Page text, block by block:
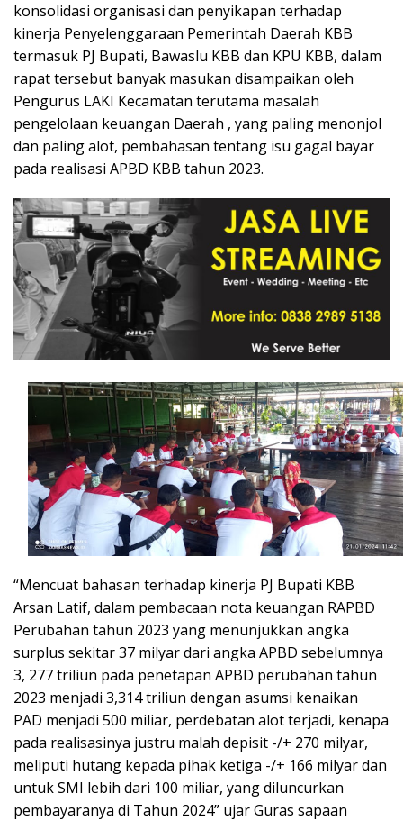
konsolidasi organisasi dan penyikapan terhadap
kinerja Penyelenggaraan Pemerintah Daerah KBB
termasuk PJ Bupati, Bawaslu KBB dan KPU KBB, dalam
rapat tersebut banyak masukan disampaikan oleh
Pengurus LAKI Kecamatan terutama masalah
pengelolaan keuangan Daerah , yang paling menonjol
dan paling alot, pembahasan tentang isu gagal bayar
pada realisasi APBD KBB tahun 2023.
“Mencuat bahasan terhadap kinerja PJ Bupati KBB
Arsan Latif, dalam pembacaan nota keuangan RAPBD
Perubahan tahun 2023 yang menunjukkan angka
surplus sekitar 37 milyar dari angka APBD sebelumnya
3, 277 triliun pada penetapan APBD perubahan tahun
2023 menjadi 3,314 triliun dengan asumsi kenaikan
PAD menjadi 500 miliar, perdebatan alot terjadi, kenapa
pada realisasinya justru malah depisit -/+ 270 milyar,
meliputi hutang kepada pihak ketiga -/+ 166 milyar dan
untuk SMI lebih dari 100 miliar, yang diluncurkan
pembayaranya di Tahun 2024” ujar Guras sapaan